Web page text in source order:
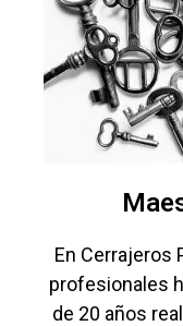
En Cerrajeros
profesionales
de 20 años